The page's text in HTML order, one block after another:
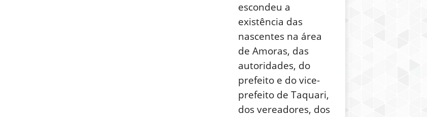
escondeu a
existência das
nascentes na área
de Amoras, das
autoridades, do
prefeito e do vice-
prefeito de Taquari,
dos vereadores, dos